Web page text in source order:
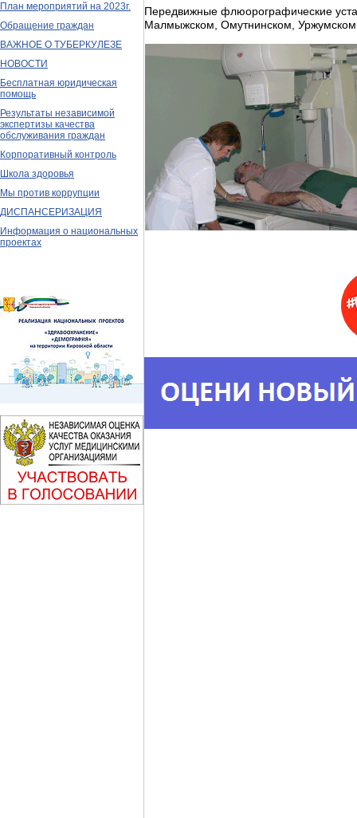
План мероприятий на 2023г.
Обращение граждан
ВАЖНОЕ О ТУБЕРКУЛЕЗЕ
НОВОСТИ
Бесплатная юридическая
помощь
Результаты независимой
экспертизы качества
обслуживания граждан
Корпоративный контроль
Школа здоровья
Мы против коррупции
ДИСПАНСЕРИЗАЦИЯ
Информация о национальных
проектах
Передвижные флюорографические
Малмыжском, Омутнинском,